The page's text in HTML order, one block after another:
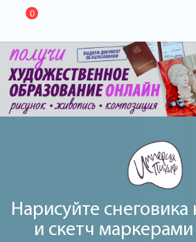
0
Нарисуйте
и скетч